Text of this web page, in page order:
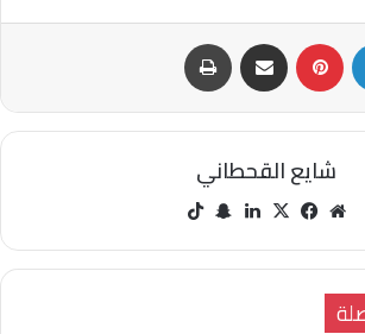
بينتيريست مشاركة عبر البريد طباعة
شايع القحطاني
مو
الوي
في
وك
‫X لينك سنا
تشا